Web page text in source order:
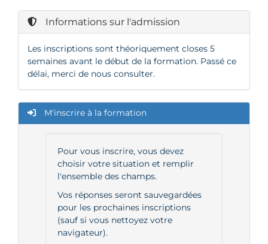
Informations sur l'admission
Les inscriptions sont théoriquement closes 5
semaines avant le début de la formation. Passé ce
délai, merci de nous consulter.
M'inscrire à la formation
Pour vous inscrire, vous devez
choisir votre situation et remplir
l'ensemble des champs.
Vos réponses seront sauvegardées
pour les prochaines inscriptions
(sauf si vous nettoyez votre
navigateur).